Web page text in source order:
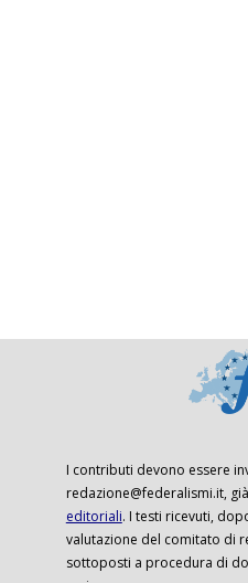
I contributi devono essere
redazione@federalismi.it,
editoriali. I testi ricevuti,
valutazione del comitato di
sottoposti a procedura di